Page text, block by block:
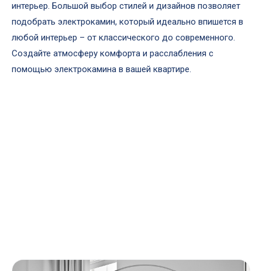
интерьер. Большой выбор стилей и дизайнов позволяет
подобрать электрокамин, который идеально впишется в
любой интерьер – от классического до современного.
Создайте атмосферу комфорта и расслабления с
помощью электрокамина в вашей квартире.